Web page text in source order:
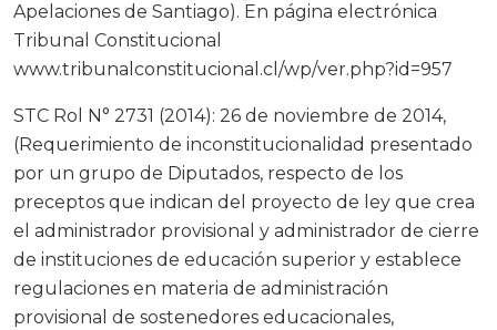
Apelaciones de Santiago). En página electrónica
Tribunal Constitucional
www.tribunalconstitucional.cl/wp/ver.php?id=957
STC Rol N° 2731 (2014): 26 de noviembre de 2014,
(Requerimiento de inconstitucionalidad presentado
por un grupo de Diputados, respecto de los
preceptos que indican del proyecto de ley que crea
el administrador provisional y administrador de cierre
de instituciones de educación superior y establece
regulaciones en materia de administración
provisional de sostenedores educacionales,